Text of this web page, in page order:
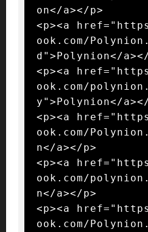
on</a></p>
<p><a
ook.com/
d">Polynion</
<p><a
ook.com/
y">Polynion</
<p><a
ook.com/
n</a></p>
<p><a
ook.com/
n</a></p>
<p><a
ook.com/